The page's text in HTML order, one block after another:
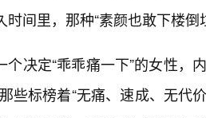
时间里，那种“素颜也敢下楼倒
个决定“乖乖痛一下”的女性，
些标榜着“无痛、速成、无代